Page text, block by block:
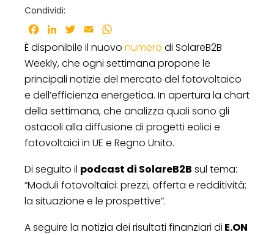
Condividi:
Facebook
LinkedInTwitter
Email
È disponibile il nuovo numero di SolareB2B
Weekly, che ogni settimana propone le
principali notizie del mercato del fotovoltaico
e dell’efficienza energetica. In apertura la chart
della settimana, che analizza quali sono gli
ostacoli alla diffusione di progetti eolici e
fotovoltaici in UE e Regno Unito.
Di seguito il podcast di SolareB2B sul tema:
“Moduli fotovoltaici: prezzi, offerta e redditività;
la situazione e le prospettive”.
A seguire la notizia dei risultati finanziari di E.ON